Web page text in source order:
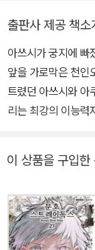
출판사 제공 책소
아쓰시가 궁지에 빠
앞을 가로막은 천인
트렸던 아쓰시와 아
리는 최강의 이능
『미나세 요우무와
니코 동화」에서 큰
기예의 만화가 ‘하
발휘하며 싸운다는
인간실격), 아쿠타
이 상품을 구입